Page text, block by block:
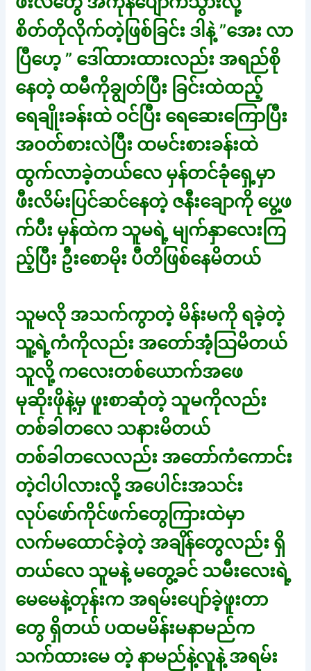
စိတ်တိုလိုက်တဲ့ဖြစ်ခြင်း ဒါနဲ့ ”အေး လာ
ပြီဟေ့ ” ဒေါ်ထားထားလည်း အရည်စို
နေတဲ့ ထမီကိုချွတ်ပြီး ခြင်းထဲထည့်
ရေချိုးခန်းထဲ ဝင်ပြီး ရေဆေးကြောပြီး
အဝတ်စားလဲပြီး ထမင်းစားခန်းထဲ
ထွက်လာခဲ့တယ်လေ မှန်တင်ခုံရှေ့မှာ
ဖီးလိမ်းပြင်ဆင်နေတဲ့ ဇနီးချောကို ပွေ့ဖ
က်ပီး မှန်ထဲက သူမရဲ့ မျက်နှာလေးကြ
ည့်ပြီး ဦးစောမိုး ပီတိဖြစ်နေမိတယ်
သူမလို အသက်ကွာတဲ့ မိန်းမကို ရခဲ့တဲ့
သူ့ရဲ့ကံကိုလည်း အတော်အံ့သြမိတယ်
သူလို့ ကလေးတစ်ယောက်အဖေ
မုဆိုးဖိုနဲ့မှ ဖူးစာဆုံတဲ့ သူမကိုလည်း
တစ်ခါတလေ သနားမိတယ်
တစ်ခါတလေလည်း အတော်ကံကောင်း
တဲ့ငါပါလားလို့ အပေါင်းအသင်း
လုပ်ဖော်ကိုင်ဖက်တွေကြားထဲမှာ
လက်မထောင်ခဲ့တဲ့ အချိန်တွေလည်း ရှိ
တယ်လေ သူမနဲ့ မတွေ့ခင် သမီးလေးရဲ့
မေမေနဲ့တုန်းက အရမ်းပျော်ခဲ့ဖူးတာ
တွေ ရှိတယ် ပထမမိန်းမနာမည်က
သက်ထားမေ တဲ့ နာမည်နဲ့လူနဲ့ အရမ်း